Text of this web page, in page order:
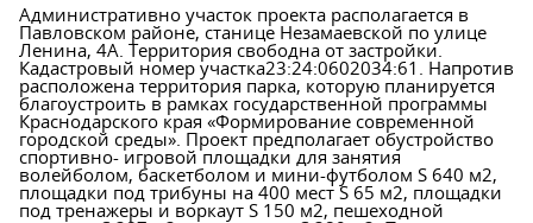
Административно участок проекта располагается в
Павловском районе, станице Незамаевской по улице
Ленина, 4А. Территория свободна от застройки.
Кадастровый номер участка23:24:0602034:61. Напротив
расположена территория парка, которую планируется
благоустроить в рамках государственной программы
Краснодарского края «Формирование современной
городской среды». Проект предполагает обустройство
спортивно- игровой площадки для занятия
волейболом, баскетболом и мини-футболом S 640 м2,
площадки под трибуны на 400 мест S 65 м2, площадки
под тренажеры и воркаут S 150 м2, пешеходной